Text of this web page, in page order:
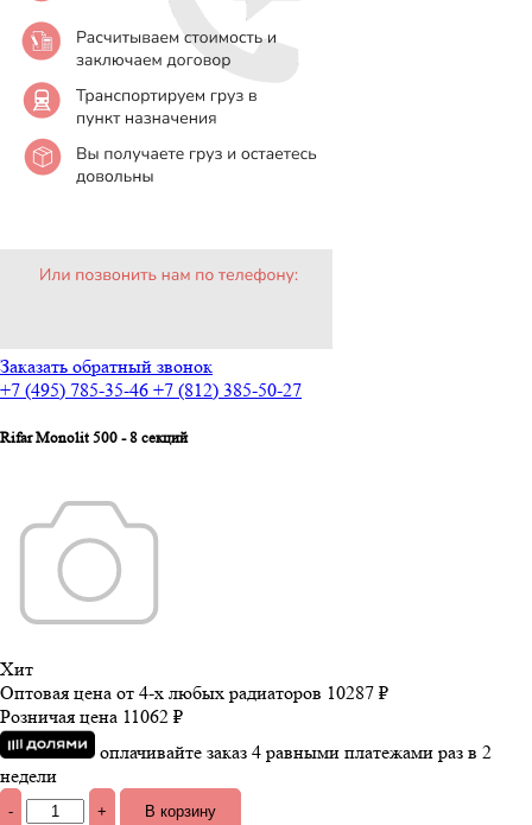
Заказать обратный звонок
+7 (495) 785-35-46 +7 (812) 385-50-27
Rifar Monolit 500 - 8 секций
Хит
Оптовая цена от 4-х любых радиаторов 10287 ₽
Розничая цена 11062 ₽
оплачивайте заказ 4 равными платежами раз в 2
недели
- +